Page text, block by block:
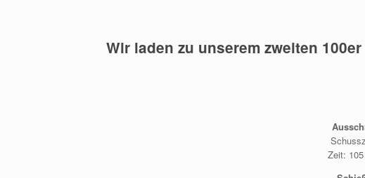
Wir laden zu unserem zweiten 100er
Zeit: